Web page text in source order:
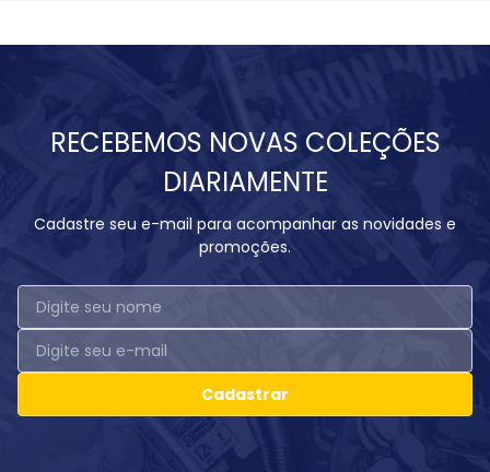
RECEBEMOS NOVAS COLEÇÕES
DIARIAMENTE
Cadastre seu e-mail para acompanhar as novidades e
promoções.
Cadastrar